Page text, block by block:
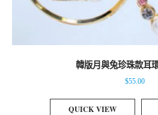
韓版月與兔珍珠款耳
$55.00
QUICK VIEW